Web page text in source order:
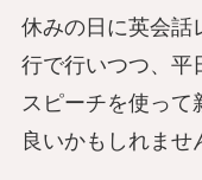
休みの日に英会話
行で行いつつ、平
スピーチを使って
良いかもしれませ